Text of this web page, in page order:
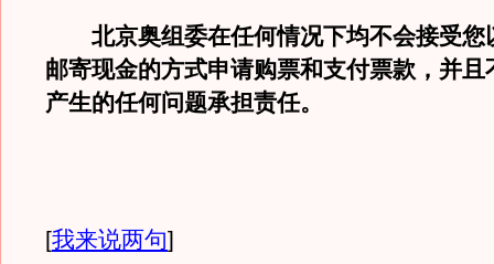
北京奥组委在任何情况下均不会接受您
邮寄现金的方式申请购票和支付票款，并且
产生的任何问题承担责任。
[我来说两句]